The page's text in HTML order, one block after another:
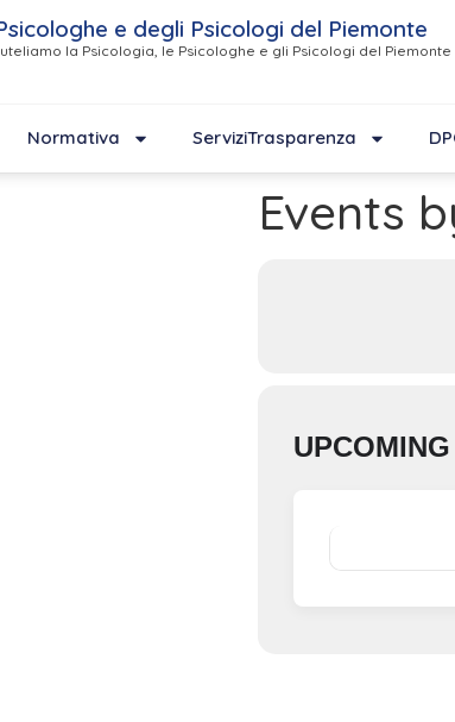
e degli Psicologi del Piemonte
la Psicologia, le Psicologhe e gli Psicologi del Piemonte
Normativa ServiziTrasparenza
Events